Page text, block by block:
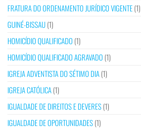
FRATURA DO ORDENAMENTO JURÍDICO VIGENTE(1)
GUINÉ-BISSAU(1)
HOMICÍDIO QUALIFICADO (1)
HOMICÍDIO QUALIFICADO AGRAVADO (1)
IGREJA ADVENTISTA DO SÉTIMO DIA(1)
IGREJA CATÓLICA(1)
IGUALDADE DE DIREITOS E DEVERES(1)
IGUALDADE DE OPORTUNIDADES(1)